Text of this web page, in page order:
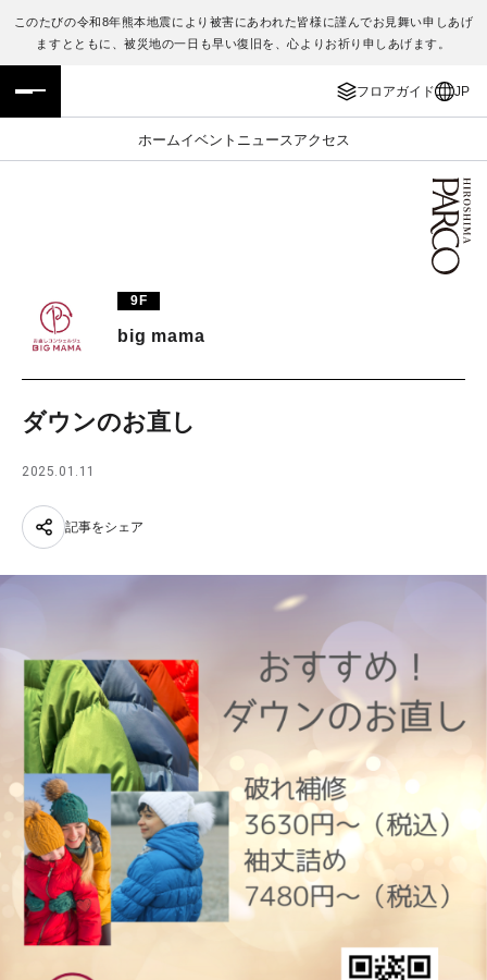
このたびの令和8年熊本地震により被害にあわれた皆様に謹んでお見舞い申しあげ
ますとともに、被災地の一日も早い復旧を、心よりお祈り申しあげます。
フロアガイド JP
ホームイベント ニュース アクセス
フロアガイド
施設案内・アクセス
TAX FREE
ENGLISH
繁体字
日本語
9F
big mama
ダウンのお直し
2025.01.11
記事をシェア